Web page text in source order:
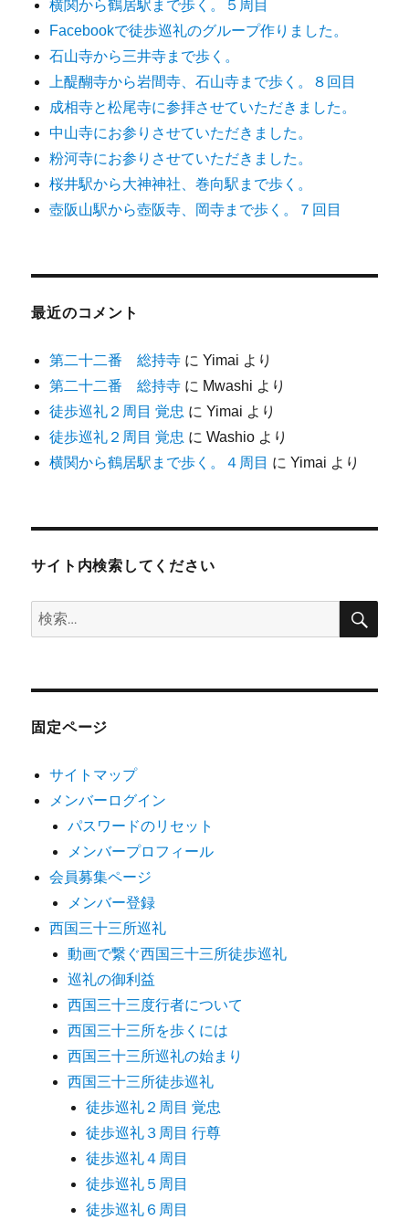
横関から鶴居駅まで歩く。５周目
Facebookで徒歩巡礼のグループ作りました。
石山寺から三井寺まで歩く。
上醍醐寺から岩間寺、石山寺まで歩く。８回目
成相寺と松尾寺に参拝させていただきました。
中山寺にお参りさせていただきました。
粉河寺にお参りさせていただきました。
桜井駅から大神神社、巻向駅まで歩く。
壺阪山駅から壺阪寺、岡寺まで歩く。７回目
最近のコメント
第二十二番 総持寺 にYimai より
第二十二番 総持寺 に Mwashi より
徒歩巡礼２周目 覚忠 にYimai より
徒歩巡礼２周目 覚忠 にWashio より
横関から鶴居駅まで歩く。４周目 にYimai より
サイト内検索してください
検
索:
検
固定ページ
サイトマップ
メンバーログイン
パスワードのリセット
メンバープロフィール
会員募集ページ
メンバー登録
西国三十三所巡礼
動画で繋ぐ西国三十三所徒歩巡礼
巡礼の御利益
西国三十三度行者について
西国三十三所を歩くには
西国三十三所巡礼の始まり
西国三十三所徒歩巡礼
徒歩巡礼２周目 覚忠
徒歩巡礼３周目 行尊
徒歩巡礼４周目
徒歩巡礼５周目
徒歩巡礼６周目